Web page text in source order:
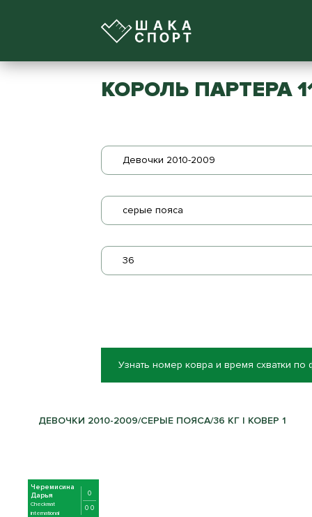
КОРОЛЬ ПАРТЕРА
Девочки 2010-2009
серые пояса
36
Узнать номер ковра и время схватки по
ДЕВОЧКИ 2010-2009/СЕРЫЕ ПОЯСА/36 КГ | КОВЕР 1
Черемисина
Дарья
Checkmat
international
0
0 0